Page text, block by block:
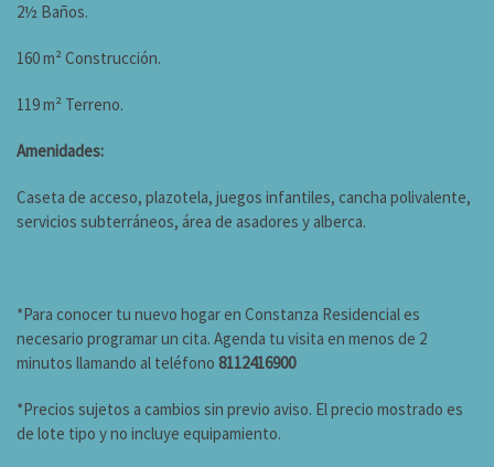
2½ Baños.
160 m² Construcción.
119 m² Terreno.
Amenidades:
Caseta de acceso, plazotela, juegos infantiles, cancha polivalente,
servicios subterráneos, área de asadores y alberca.
*Para conocer tu nuevo hogar en Constanza Residencial es
necesario programar un cita. Agenda tu visita en menos de 2
minutos llamando al teléfono 8112416900
*Precios sujetos a cambios sin previo aviso. El precio mostrado es
de lote tipo y no incluye equipamiento.